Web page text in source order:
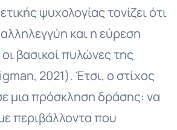
ψυχολογίας τονίζει ότι
και η εύρεση
βασικοί πυλώνες της
2021). Έτσι, ο στίχος
μια πρόσκληση δράσης: να
περιβάλλοντα που